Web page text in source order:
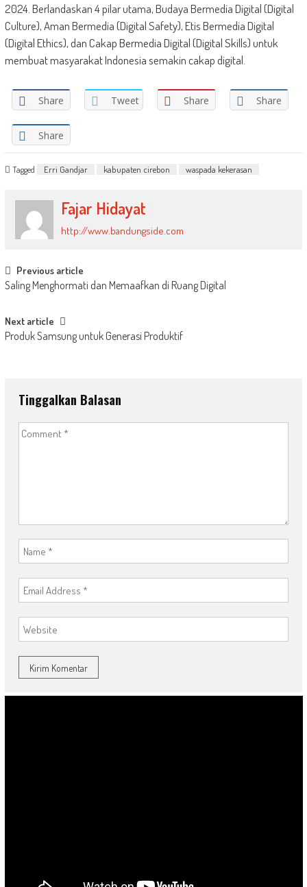
2024. Berlandaskan 4 pilar utama, Budaya Bermedia Digital (Digital
Culture), Aman Bermedia (Digital Safety), Etis Bermedia Digital
(Digital Ethics), dan Cakap Bermedia Digital (Digital Skills) untuk
membuat masyarakat Indonesia semakin cakap digital.
Share Tweet Share Share
Share
Tagged Erri Gandjar kabupaten cirebon waspada kekerasan
Fajar Hidayat
http://www.bandungside.com
Post
navigation
Previous article
Saling Menghormati dan Memaafkan di Ruang Digital
Next article
Produk Samsung untuk Generasi Produktif
Tinggalkan Balasan